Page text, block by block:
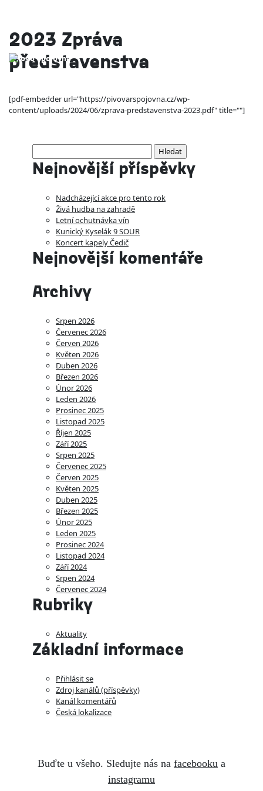
2023 Zpráva
představenstva
[pdf-embedder url="https://pivovarspojovna.cz/wp-
content/uploads/2024/06/zprava-predstavenstva-2023.pdf" title=""]
Nejnovější příspěvky
Nadcházející akce pro tento rok
Živá hudba na zahradě
Letní ochutnávka vín
Kunický Kyselák 9 SOUR
Koncert kapely Čedič
Nejnovější komentáře
Archivy
Srpen 2026
Červenec 2026
Červen 2026
Květen 2026
Duben 2026
Březen 2026
Únor 2026
Leden 2026
Prosinec 2025
Listopad 2025
Říjen 2025
Září 2025
Srpen 2025
Červenec 2025
Červen 2025
Květen 2025
Duben 2025
Březen 2025
Únor 2025
Leden 2025
Prosinec 2024
Listopad 2024
Září 2024
Srpen 2024
Červenec 2024
Rubriky
Aktuality
Základní informace
Přihlásit se
Zdroj kanálů (příspěvky)
Kanál komentářů
Česká lokalizace
Buďte u všeho. Sledujte nás na facebooku a
instagramu